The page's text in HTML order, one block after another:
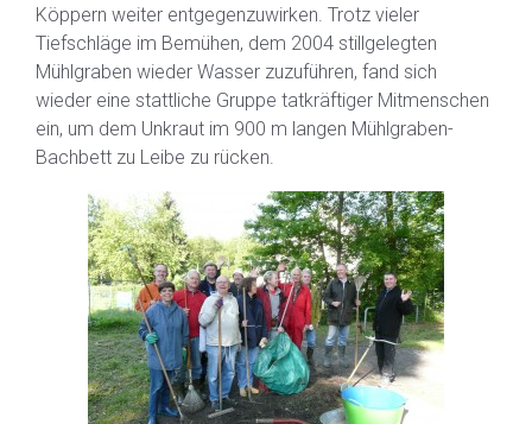
Köppern weiter entgegenzuwirken. Trotz vieler
Tiefschläge im Bemühen, dem 2004 stillgelegten
Mühlgraben wieder Wasser zuzuführen, fand sich
wieder eine stattliche Gruppe tatkräftiger Mitmenschen
ein, um dem Unkraut im 900 m langen Mühlgraben-
Bachbett zu Leibe zu rücken.